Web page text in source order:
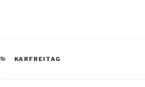
KATEGORIEN
KARFREITAG